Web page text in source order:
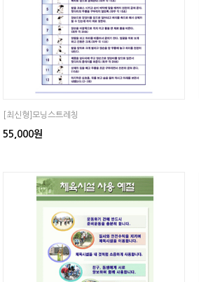
[최신형]모닝스트레칭
55,000원